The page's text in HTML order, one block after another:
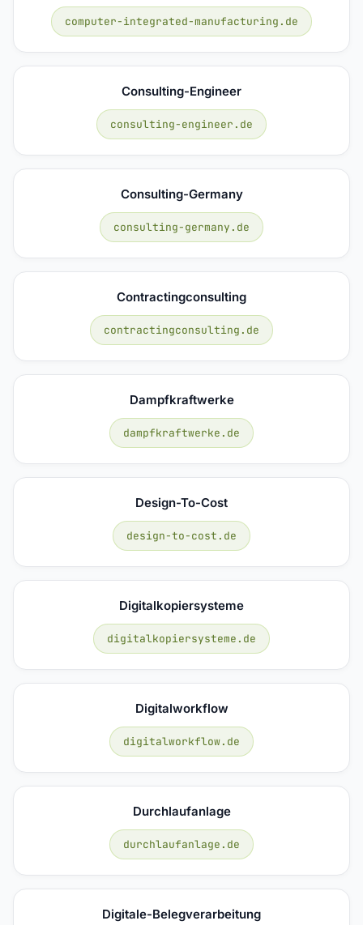
computer-integrated-manufacturing.de
Consulting-Engineer
consulting-engineer.de
Consulting-Germany
consulting-germany.de
Contractingconsulting
contractingconsulting.de
Dampfkraftwerke
dampfkraftwerke.de
Design-To-Cost
design-to-cost.de
Digitalkopiersysteme
digitalkopiersysteme.de
Digitalworkflow
digitalworkflow.de
Durchlaufanlage
durchlaufanlage.de
Digitale-Belegverarbeitung